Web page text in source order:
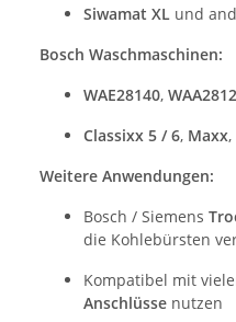
Siwamat XL und
Bosch Waschmaschinen:
WAE28140,
Classixx 5 / 6, Maxx,
Weitere Anwendungen:
Bosch / Siemens
die Kohlebürsten
Kompatibel mit
Anschlüsse nutzen